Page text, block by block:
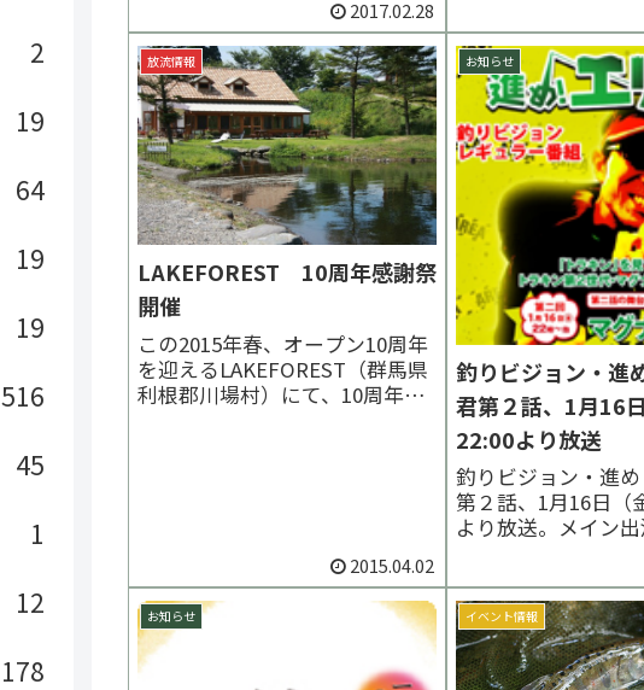
ント予定です。エリアトーナメ
ント2017第3戦・アングラーズ
エリアフック大会開催日：3月5
日（日） 場所：アングラーズ
エリアフック（群馬...
2017.02.28
朱鷲メッセ・新潟...
放流情報
LAKEFOREST 10周年感謝祭
開催
この2015年春、オープン10周年
を迎えるLAKEFOREST（群馬県
利根郡川場村）にて、10周年感
2015.04.02
お知らせ
釣りビジョン・進
君第２話、1月16日
22:00より放送
釣りビジョン・進
第２話、1月16日（
より放送。メイン
みトーナメンター
回は群馬県・レイ
を舞台にどんな釣
かが期待される！
ア君放送時間帯
お知らせ イベント情報
2
19
64
19
19
516
45
1
12
178